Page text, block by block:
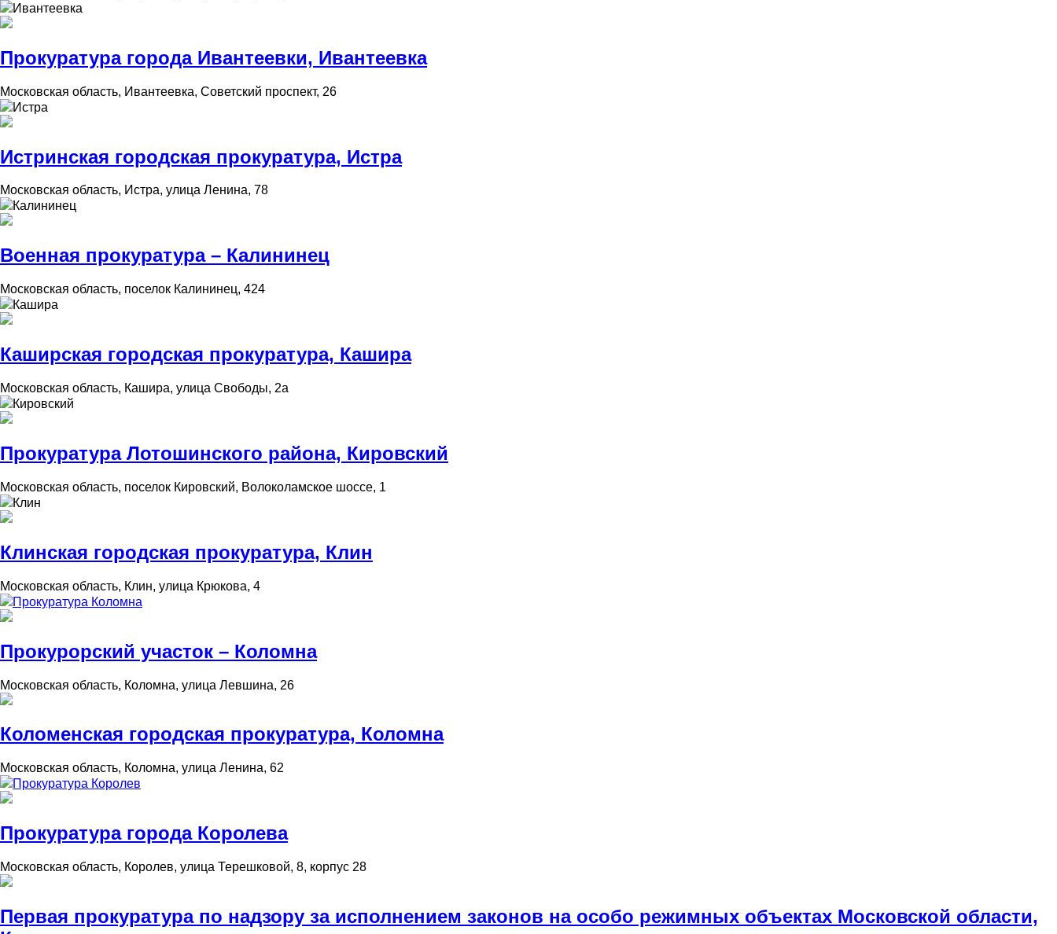
Ивантеевка
Прокуратура города Ивантеевки, Ивантеевка
Московская область, Ивантеевка, Советский проспект, 26
Истра
Истринская городская прокуратура, Истра
Московская область, Истра, улица Ленина, 78
Калининец
Военная прокуратура – Калининец
Московская область, поселок Калининец, 424
Кашира
Каширская городская прокуратура, Кашира
Московская область, Кашира, улица Свободы, 2а
Кировский
Прокуратура Лотошинского района, Кировский
Московская область, поселок Кировский, Волоколамское шоссе, 1
Клин
Клинская городская прокуратура, Клин
Московская область, Клин, улица Крюкова, 4
Прокуратура Коломна
Прокурорский участок – Коломна
Московская область, Коломна, улица Левшина, 26
Коломенская городская прокуратура, Коломна
Московская область, Коломна, улица Ленина, 62
Прокуратура Королев
Прокуратура города Королева
Московская область, Королев, улица Терешковой, 8, корпус 28
Первая прокуратура по надзору за исполнением законов на особо режимных объектах Московской области,